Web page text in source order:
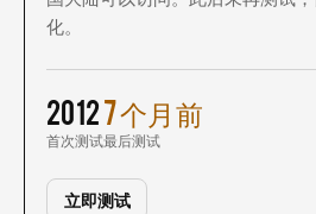
化。
2012
首次测试
7 个月前
最后测试
立即测试